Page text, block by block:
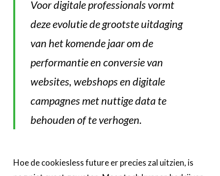
Voor digitale professionals vormt
deze evolutie de grootste uitdaging
van het komende jaar om de
performantie en conversie van
websites, webshops en digitale
campagnes met nuttige data te
behouden of te verhogen.
Hoe de cookiesless future er precies zal uitzien, is